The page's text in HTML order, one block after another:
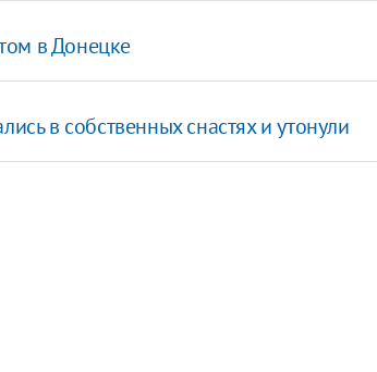
в Донецке
в собственных снастях и утонули